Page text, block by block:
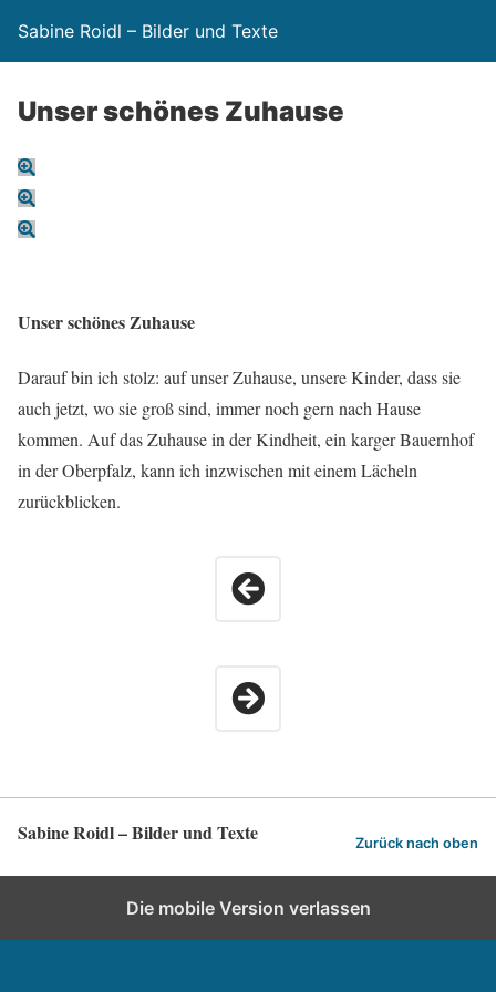
Sabine Roidl – Bilder und Texte
Unser schönes Zuhause
Unser schönes Zuhause
Darauf bin ich stolz: auf unser Zuhause, unsere Kinder, dass sie
auch jetzt, wo sie groß sind, immer noch gern nach Hause
kommen. Auf das Zuhause in der Kindheit, ein karger Bauernhof
in der Oberpfalz, kann ich inzwischen mit einem Lächeln
zurückblicken.
Sabine Roidl – Bilder und Texte Zurück nach oben
Die mobile Version verlassen